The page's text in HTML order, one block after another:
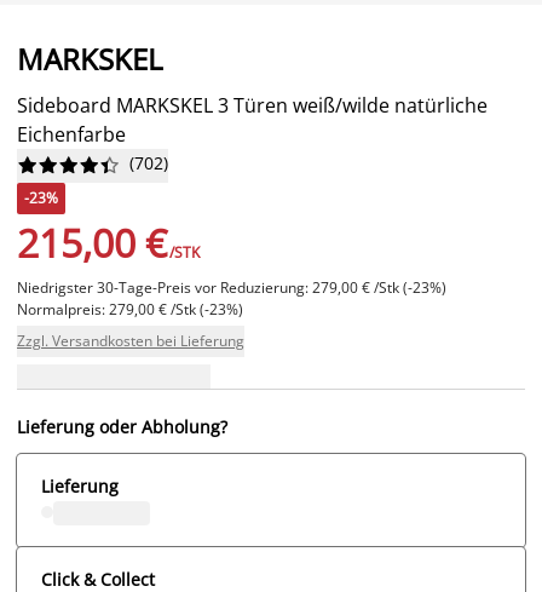
MARKSKEL
Sideboard MARKSKEL 3 Türen weiß/wilde natürliche
Eichenfarbe





 (702)
-23%
215,00 €/STK
Niedrigster 30-Tage-Preis vor Reduzierung: 279,00 € /Stk (-23%)
Normalpreis: 279,00 € /Stk (-23%)
Zzgl. Versandkosten bei Lieferung
Lieferung oder Abholung?
Lieferung
Click & Collect